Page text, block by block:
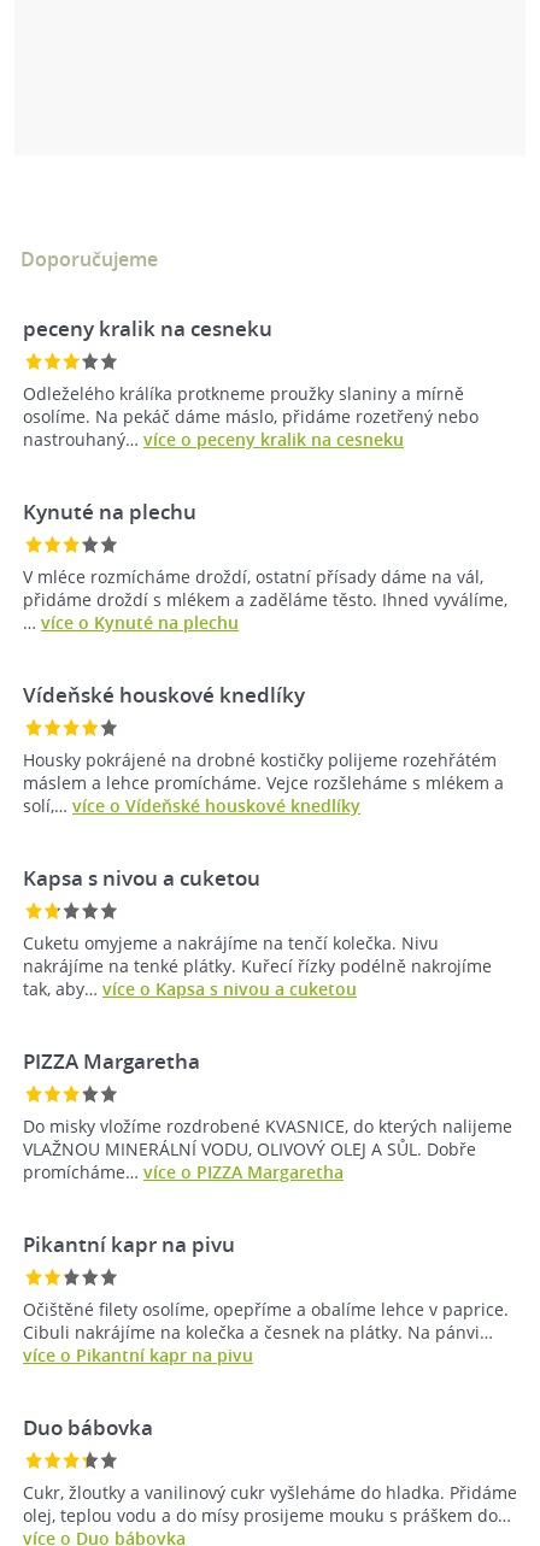
Doporučujeme
peceny kralik na cesneku
Odleželého králíka protkneme proužky slaniny a mírně
osolíme. Na pekáč dáme máslo, přidáme rozetřený nebo
nastrouhaný… více o peceny kralik na cesneku
Kynuté na plechu
V mléce rozmícháme droždí, ostatní přísady dáme na vál,
přidáme droždí s mlékem a zaděláme těsto. Ihned vyválíme,
… více o Kynuté na plechu
Vídeňské houskové knedlíky
Housky pokrájené na drobné kostičky polijeme rozehřátém
máslem a lehce promícháme. Vejce rozšleháme s mlékem a
solí,… více o Vídeňské houskové knedlíky
Kapsa s nivou a cuketou
Cuketu omyjeme a nakrájíme na tenčí kolečka. Nivu
nakrájíme na tenké plátky. Kuřecí řízky podélně nakrojíme
tak, aby… více o Kapsa s nivou a cuketou
PIZZA Margaretha
Do misky vložíme rozdrobené KVASNICE, do kterých nalijeme
VLAŽNOU MINERÁLNÍ VODU, OLIVOVÝ OLEJ A SŮL. Dobře
promícháme… více o PIZZA Margaretha
Pikantní kapr na pivu
Očištěné filety osolíme, opepříme a obalíme lehce v paprice.
Cibuli nakrájíme na kolečka a česnek na plátky. Na pánvi…
více o Pikantní kapr na pivu
Duo bábovka
Cukr, žloutky a vanilinový cukr vyšleháme do hladka. Přidáme
olej, teplou vodu a do mísy prosijeme mouku s práškem do…
více o Duo bábovka